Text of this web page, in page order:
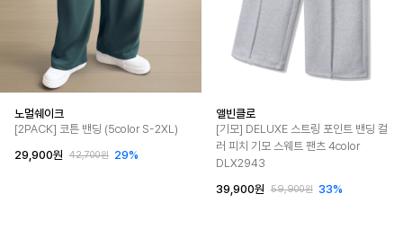
노멀쉐이크
[2PACK] 코튼 밴딩 (5color S-2XL)
29,900원
42,700원 29%
앨빈클로
[기모] DELUXE 스트링 포인트 밴딩 컬
러 피치 기모 스웨트 팬츠 4color
DLX2943
39,900원
59,900원 33%